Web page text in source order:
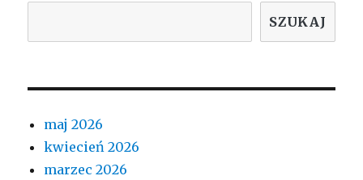
SZUKAJ
maj 2026
kwiecień 2026
marzec 2026